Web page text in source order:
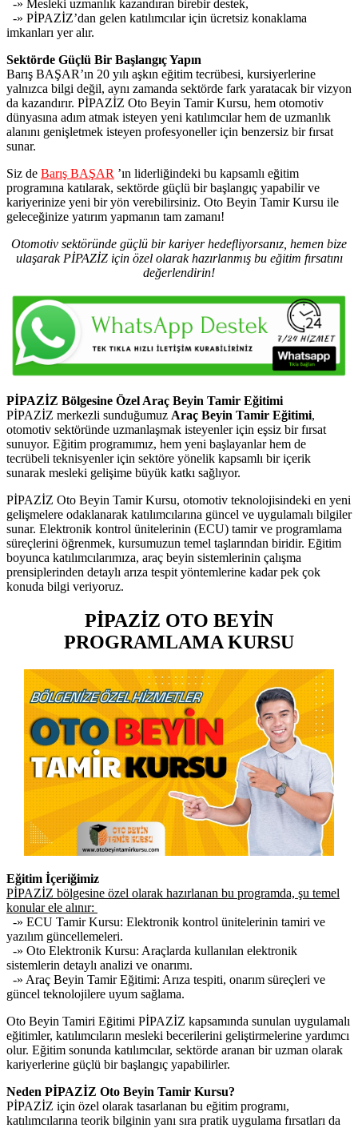
-» Mesleki uzmanlık kazandıran birebir destek,
-» PİPAZİZ’dan gelen katılımcılar için ücretsiz konaklama
imkanları yer alır.
Sektörde Güçlü Bir Başlangıç Yapın
Barış BAŞAR’ın 20 yılı aşkın eğitim tecrübesi, kursiyerlerine
yalnızca bilgi değil, aynı zamanda sektörde fark yaratacak bir vizyon
da kazandırır. PİPAZİZ Oto Beyin Tamir Kursu, hem otomotiv
dünyasına adım atmak isteyen yeni katılımcılar hem de uzmanlık
alanını genişletmek isteyen profesyoneller için benzersiz bir fırsat
sunar.
Siz de Barış BAŞAR ’ın liderliğindeki bu kapsamlı eğitim
programına katılarak, sektörde güçlü bir başlangıç yapabilir ve
kariyerinize yeni bir yön verebilirsiniz. Oto Beyin Tamir Kursu ile
geleceğinize yatırım yapmanın tam zamanı!
Otomotiv sektöründe güçlü bir kariyer hedefliyorsanız, hemen bize
ulaşarak PİPAZİZ için özel olarak hazırlanmış bu eğitim fırsatını
değerlendirin!
PİPAZİZ Bölgesine Özel Araç Beyin Tamir Eğitimi
PİPAZİZ merkezli sunduğumuz Araç Beyin Tamir Eğitimi,
otomotiv sektöründe uzmanlaşmak isteyenler için eşsiz bir fırsat
sunuyor. Eğitim programımız, hem yeni başlayanlar hem de
tecrübeli teknisyenler için sektöre yönelik kapsamlı bir içerik
sunarak mesleki gelişime büyük katkı sağlıyor.
PİPAZİZ Oto Beyin Tamir Kursu, otomotiv teknolojisindeki en yeni
gelişmelere odaklanarak katılımcılarına güncel ve uygulamalı bilgiler
sunar. Elektronik kontrol ünitelerinin (ECU) tamir ve programlama
süreçlerini öğrenmek, kursumuzun temel taşlarından biridir. Eğitim
boyunca katılımcılarımıza, araç beyin sistemlerinin çalışma
prensiplerinden detaylı arıza tespit yöntemlerine kadar pek çok
konuda bilgi veriyoruz.
PİPAZİZ OTO BEYİN
PROGRAMLAMA KURSU
Eğitim İçeriğimiz
PİPAZİZ bölgesine özel olarak hazırlanan bu programda, şu temel
konular ele alınır:
-» ECU Tamir Kursu: Elektronik kontrol ünitelerinin tamiri ve
yazılım güncellemeleri.
-» Oto Elektronik Kursu: Araçlarda kullanılan elektronik
sistemlerin detaylı analizi ve onarımı.
-» Araç Beyin Tamir Eğitimi: Arıza tespiti, onarım süreçleri ve
güncel teknolojilere uyum sağlama.
Oto Beyin Tamiri Eğitimi PİPAZİZ kapsamında sunulan uygulamalı
eğitimler, katılımcıların mesleki becerilerini geliştirmelerine yardımcı
olur. Eğitim sonunda katılımcılar, sektörde aranan bir uzman olarak
kariyerlerine güçlü bir başlangıç yapabilirler.
Neden PİPAZİZ Oto Beyin Tamir Kursu?
PİPAZİZ için özel olarak tasarlanan bu eğitim programı,
katılımcılarına teorik bilginin yanı sıra pratik uygulama fırsatları da